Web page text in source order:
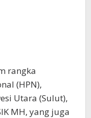
rangka
(HPN),
Utara (Sulut),
MH, yang juga